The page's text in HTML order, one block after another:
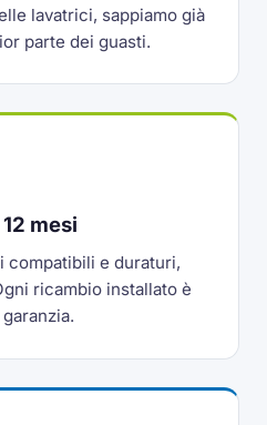
lavatrici, sappiamo già
parte dei guasti.
mesi
compatibili e duraturi,
ricambio installato è